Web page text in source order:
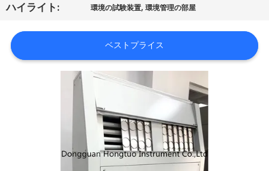
質
管
ハイライト: 環境の試験装置,環境管理の部屋
ベストプライス